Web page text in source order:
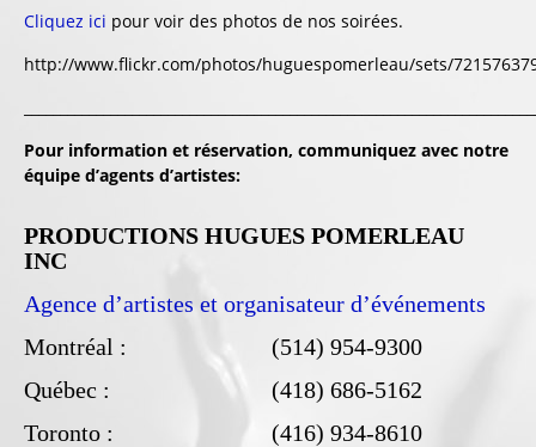
Cliquez ici pour voir des photos de nos soirées.
http://www.flickr.com/photos/huguespomerleau/sets/
Pour information et réservation, communiquez avec notre
équipe d’agents d’artistes:
PRODUCTIONS HUGUES POMERLEAU
INC
Agence d’artistes et organisateur d’événements
Montréal :
(514) 954-9300
Québec :
(418) 686-5162
Toronto :
(416) 934-8610